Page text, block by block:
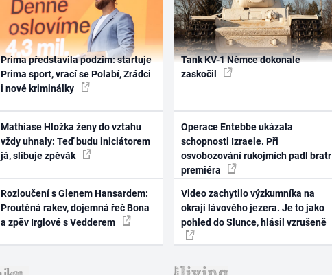
Prima představila podzim: startuje
Prima sport, vrací se Polabí, Zrádci
i nové kriminálky
Mathiase Hložka ženy do vztahu
vždy uhnaly: Teď budu iniciátorem
já, slibuje zpěvák
Rozloučení s Glenem Hansardem:
Proutěná rakev, dojemná řeč Bona
a zpěv Irglové s Vedderem
Tank KV-1 Němce dokonale
zaskočil
Operace Entebbe ukázala
schopnosti Izraele. Při
osvobozování rukojmích padl bratr
premiéra
Video zachytilo výzkumníka na
okraji lávového jezera. Je to jako
pohled do Slunce, hlásil vzrušeně